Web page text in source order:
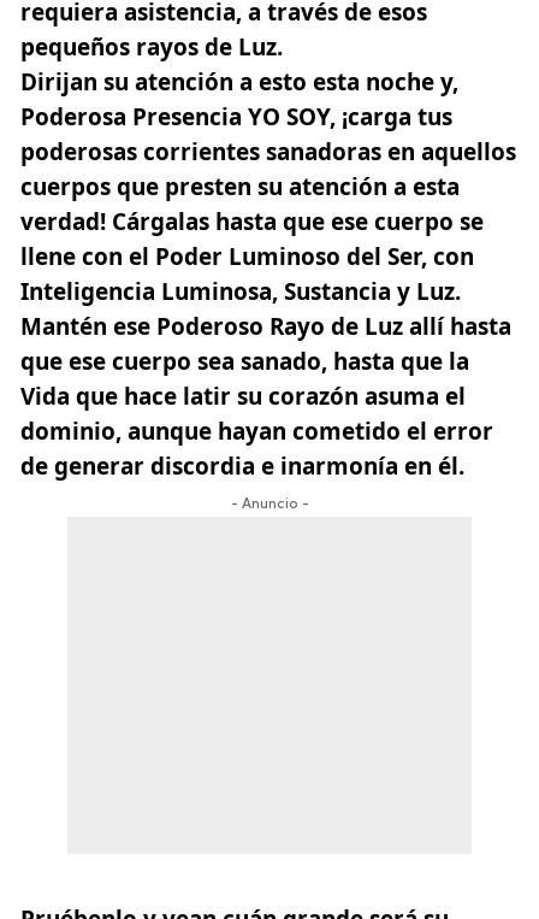
requiera asistencia, a través de esos
pequeños rayos de Luz.
Dirijan su atención a esto esta noche y,
Poderosa Presencia YO SOY, ¡carga tus
poderosas corrientes sanadoras en aquellos
cuerpos que presten su atención a esta
verdad! Cárgalas hasta que ese cuerpo se
llene con el Poder Luminoso del Ser, con
Inteligencia Luminosa, Sustancia y Luz.
Mantén ese Poderoso Rayo de Luz allí hasta
que ese cuerpo sea sanado, hasta que la
Vida que hace latir su corazón asuma el
dominio, aunque hayan cometido el error
de generar discordia e inarmonía en él.
- Anuncio -